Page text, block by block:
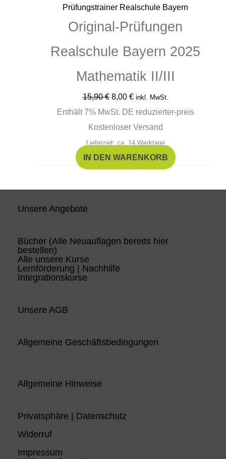
Prüfungstrainer Realschule Bayern
Original-Prüfungen
Realschule Bayern 2025
Mathematik II/III
15,90€ 8,00 € inkl. MwSt.
Enthält 7% MwSt. DE reduzierter-preis
Kostenloser Versand
Lieferzeit: ca. 14 Werktage
IN DEN WARENKORB
Unsere Angebote
Bücher (Alle Neuauflagen bereits hier
bestellen)
Alle unsere Kurse
Lernförderung | Nachhilfe
Integrationskurse
Unsere AGB
Allgemeine Geschäftsbedingungen
Allgemeine Hinweise
Privatsphäre | Datenschutz
Widerruf
Impressum